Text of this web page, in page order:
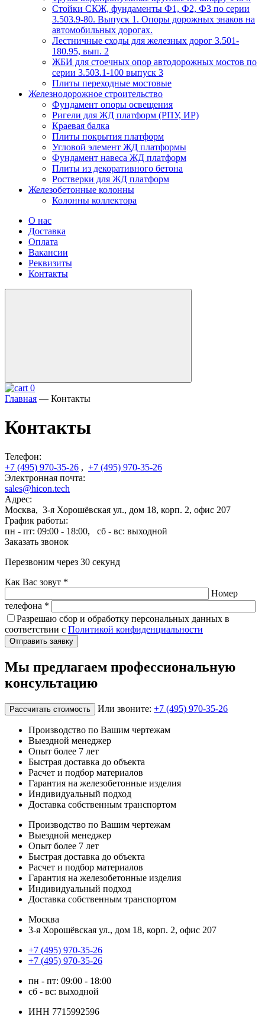
Стойки СКЖ, фундаменты Ф1, Ф2, Ф3 по серии
3.503.9-80. Выпуск 1. Опоры дорожных знаков на
автомобильных дорогах.
Лестничные сходы для железных дорог 3.501-
180.95, вып. 2
ЖБИ для стоечных опор автодорожных мостов по
серии 3.503.1-100 выпуск 3
Плиты переходные мостовые
Железнодорожное строительство
Фундамент опоры освещения
Ригели для ЖД платформ (РПУ, ИР)
Краевая балка
Плиты покрытия платформ
Угловой элемент ЖД платформы
Фундамент навеса ЖД платформ
Плиты из декоративного бетона
Ростверки для ЖД платформ
Железобетонные колонны
Колонны коллектора
О нас
Доставка
Оплата
Вакансии
Реквизиты
Контакты
0
Главная — Контакты
Контакты
Телефон:
+7 (495) 970-35-26 , +7 (495) 970-35-26
Электронная почта:
sales@hicon.tech
Адрес:
Москва, 3-я Хорошёвская ул., дом 18, корп. 2, офис 207
График работы:
пн - пт: 09:00 - 18:00, сб - вс: выходной
Заказать звонок
Перезвоним через 30 секунд
Как Вас зовут *
Номер
телефона *
Разрешаю сбор и обработку персональных данных в
соответствии с Политикой конфиденциальности
Отправить заявку
Мы предлагаем профессиональную
консультацию
Рассчитать стоимость Или звоните: +7 (495) 970-35-26
Производство по Вашим чертежам
Выездной менеджер
Опыт более 7 лет
Быстрая доставка до объекта
Расчет и подбор материалов
Гарантия на железобетонные изделия
Индивидуальный подход
Доставка собственным транспортом
Производство по Вашим чертежам
Выездной менеджер
Опыт более 7 лет
Быстрая доставка до объекта
Расчет и подбор материалов
Гарантия на железобетонные изделия
Индивидуальный подход
Доставка собственным транспортом
Москва
3-я Хорошёвская ул., дом 18, корп. 2, офис 207
+7 (495) 970-35-26
+7 (495) 970-35-26
пн - пт: 09:00 - 18:00
сб - вс: выходной
ИНН 7715992596